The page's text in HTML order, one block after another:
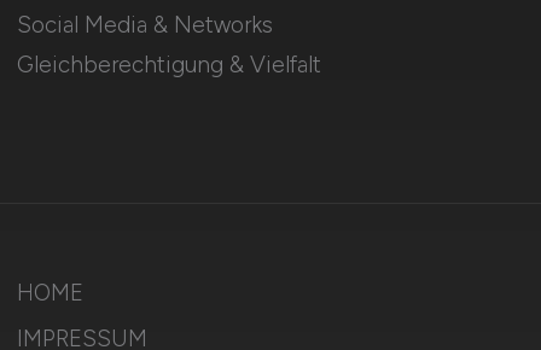
Social Media & Networks
Gleichberechtigung & Vielfalt
HOME
IMPRESSUM